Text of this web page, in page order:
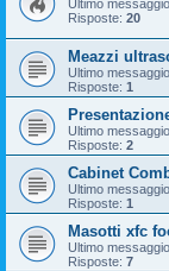
Ultimo
Risposte: 20
Meazzi
Ultimo
Risposte: 1
Ultimo
Risposte: 2
Cabinet
Ultimo
Risposte: 1
Masotti xfc
Ultimo
Risposte: 7